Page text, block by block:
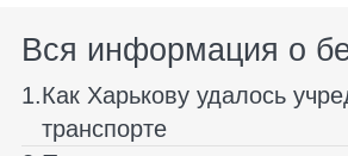
Вся информация о
Как Харькову удалось
транспорте